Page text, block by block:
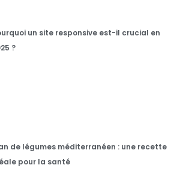
un site responsive est-il crucial en
?
de légumes méditerranéen : une recette
pour la santé